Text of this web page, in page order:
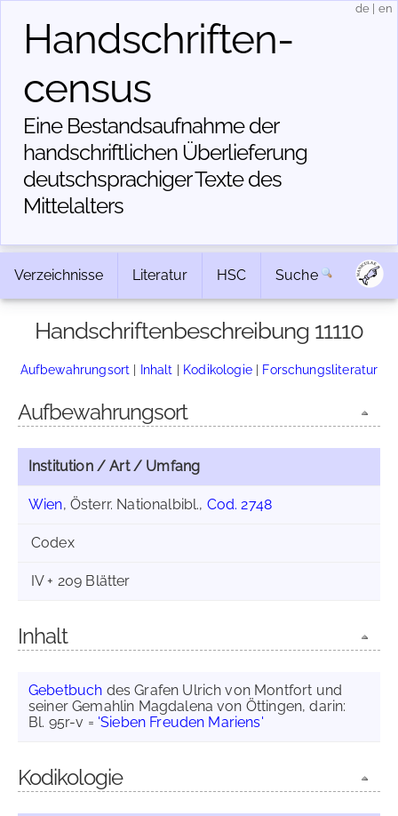
Handschriften­
census
Eine Bestandsaufnahme der
handschriftlichen Über­lieferung
deutschsprachiger Texte des
Mittelalters
de en
Verzeichnisse Literatur HSC Suche
Handschriftenbeschreibung 11110
Aufbewahrungsort | Inhalt | Kodikologie| Forschungsliteratur
Aufbewahrungsort
Institution / Art / Umfang
Wien, Österr. Nationalbibl., Cod. 2748
Codex
IV + 209 Blätter
Inhalt
Gebetbuch des Grafen Ulrich von Montfort und
seiner Gemahlin Magdalena von Öttingen, darin:
Bl. 95r-v = 'Sieben Freuden Mariens'
Kodikologie